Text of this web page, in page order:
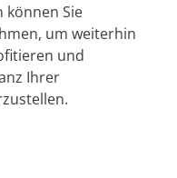
Sie
um weiterhin
und
Ihrer